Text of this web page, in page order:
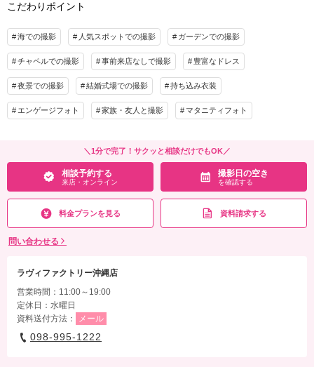
撮影料
アルバム データ 100カット 台紙付写真
衣装追加 会食
家族と撮影 家族用衣装レンタル
その他含むもの
相談予約する
来店・オンライン
撮影日の空き
を確認する
・新婦ヘアメイク・着付け
・小物一式
・ブーケ（造花・ブートニア）
プラン詳細
ヘアメイク 小物一式
会食
家族と撮影 ペットと撮影
その他含むもの
※基本はダウンロード納品となります。
相談予約する
こだわりポイント
海での撮影 人気スポットでの撮影 ガーデンでの撮影
チャペルでの撮影 事前来店なしで撮影 豊富なドレス
夜景での撮影 結婚式場での撮影 持ち込み衣装
エンゲージフォト 家族・友人と撮影 マタニティフォト
＼1分で完了！サクッと相談だけでもOK／
相談予約する
来店・オンライン
撮影日の空き
を確認する
料金プランを見る 資料請求する
問い合わせる
ラヴィファクトリー沖縄店
営業時間：11:00～19:00
定休日：水曜日
資料送付方法：
メール
098-995-1222